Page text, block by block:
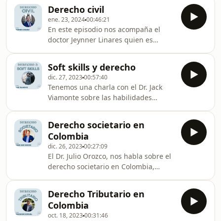
que seguro te van a servir. Recuerda
que me encuentras en redes sociales
como Derecho al alcance de todos ®️,
aquí te dejo mis enlaces rápidos 👉
https://linktr.ee/DerechoAlAlcanceDeTodos
Ya casi cerramos inscripciones para
ABOGADOS DIFERENCIALES así que ve
a instagra
Derecho civil
ene. 23, 202400:46:21
En este episodio nos acompaña el
doctor Jeynner Linares quien es
sobre el ejercicio profesional,
reflexionamos, damos
recomendaciones y contamos
experiencias. Recuerda puedes ser
parte de la mentoria ABOGADOS
DIFERENCIALES en donde te
acompaño a trabajar en tu parte
personal, técnica y práctica para
lograr un mejor ejercicio
Soft skills y derecho
dic. 27, 202300:57:40
Tenemos una charla con el Dr. Jack
Viamonte sobre las habilidades
desarrollar continuamente. Recuerda
que implementar nuestras
habilidades blandas tiene un impacto
directo en nuestro trabajo y en la
fidelización de nuestros clientes. Me
encuentras en redes sociales como
Derecho al alcance de todos:
Derecho societario en
Colombia
dic. 26, 202300:27:09
El Dr. Julio Orozco, nos habla sobre el
derecho societario en Colombia,
casuístico, compartiendonos
experiencias y sugiriendo excelente
material y programas para quienes
Derecho Tributario en
Colombia
oct. 18, 202300:31:46